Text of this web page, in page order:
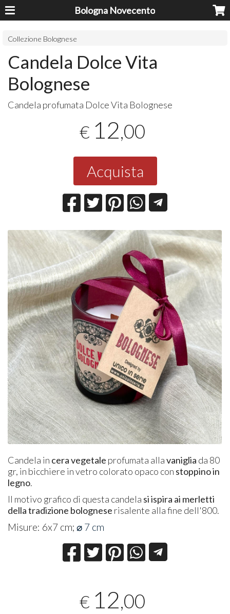
Bologna Novecento
Collezione Bolognese
Candela Dolce Vita
Bolognese
Candela profumata Dolce Vita Bolognese
€ 12,00
Acquista
Candela in cera vegetale profumata allavaniglia da 80
gr, in bicchiere in vetro colorato opaco con stoppino in
legno.
​Il motivo grafico di questa candela si ispira ai merletti
della tradizione bolognese risalente alla fine dell'800.
Misure: 6x7 cm;⌀ 7 cm
€ 12,00